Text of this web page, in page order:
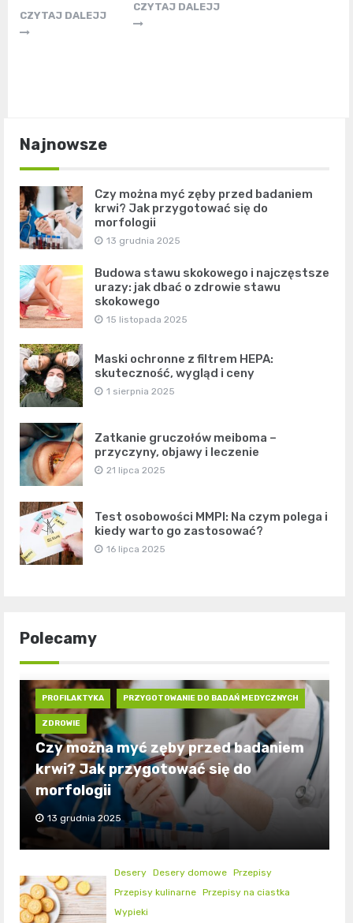
CZYTAJ DALEJJ
CZYTAJ DALEJJ
Najnowsze
Czy można myć zęby przed badaniem
krwi? Jak przygotować się do
morfologii
13 grudnia 2025
Budowa stawu skokowego i najczęstsze
urazy: jak dbać o zdrowie stawu
skokowego
15 listopada 2025
Maski ochronne z filtrem HEPA:
skuteczność, wygląd i ceny
1 sierpnia 2025
Zatkanie gruczołów meiboma –
przyczyny, objawy i leczenie
21 lipca 2025
Test osobowości MMPI: Na czym polega i
kiedy warto go zastosować?
16 lipca 2025
Polecamy
PROFILAKTYKA PRZYGOTOWANIE DO BADAŃ MEDYCZNYCH
ZDROWIE
Czy można myć zęby przed badaniem
krwi? Jak przygotować się do
morfologii
13 grudnia 2025
Desery Desery domowe Przepisy
Przepisy kulinarne Przepisy na ciastka
Wypieki